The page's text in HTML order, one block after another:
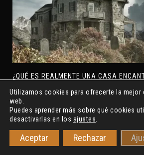
¿QUÉ ES REALMENTE UNA CASA
7 junio, 2026
Utilizamos cookies para ofrecerte la mejor
web.
Puedes aprender más sobre qué cookies
desactivarlas en los ajustes
Aceptar Rechazar